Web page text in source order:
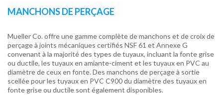
MANCHONS DE PERÇAGE
Mueller Co. offre une gamme complète de manchons et de croix de
perçage à joints mécaniques certifiés NSF 61 et Annexe G
convenant à la majorité des types de tuyaux, incluant la fonte grise
ou ductile, les tuyaux en amiante-ciment et les tuyaux en PVC au
diamètre de ceux en fonte. Des manchons de perçage à sortie
scellée pour les tuyaux en PVC C900 du diamètre des tuyaux en
fonte grise ou ductile sont également disponibles.